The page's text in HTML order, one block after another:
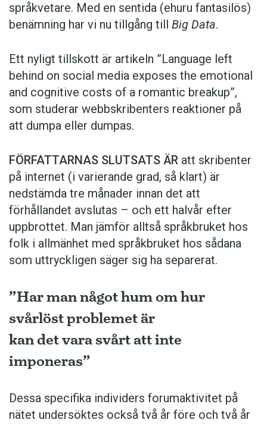
språkvetare. Med en sentida (ehuru fantasilös)
benämning har vi nu tillgång till Big Data.
Ett nyligt tillskott är artikeln ”Language left
behind on social media exposes the emotional
and cognitive costs of a romantic breakup”,
som studerar webbskribenters reaktioner på
att dumpa eller dumpas.
FÖRFATTARNAS SLUTSATS ÄR att skribenter
på internet (i varierande grad, så klart) är
nedstämda tre månader innan det att
förhållandet avslutas – och ett halvår efter
uppbrottet. Man jämför alltså språkbruket hos
folk i allmänhet med språkbruket hos sådana
som uttryckligen säger sig ha separerat.
”Har man något hum om hur
svårlöst problemet är
kan det vara svårt att inte
imponeras”
Dessa specifika individers forumaktivitet på
nätet undersöktes också två år före och två år